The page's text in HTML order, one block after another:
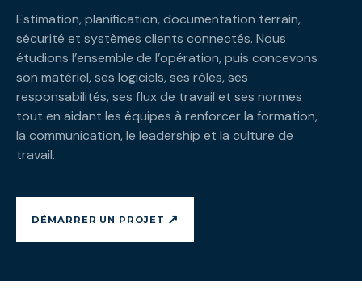
Estimation, planification, documentation terrain,
sécurité et systèmes clients connectés. Nous
étudions l’ensemble de l’opération, puis concevons
son matériel, ses logiciels, ses rôles, ses
responsabilités, ses flux de travail et ses normes
tout en aidant les équipes à renforcer la formation,
la communication, le leadership et la culture de
travail.
DÉMARRER UN PROJET ↗